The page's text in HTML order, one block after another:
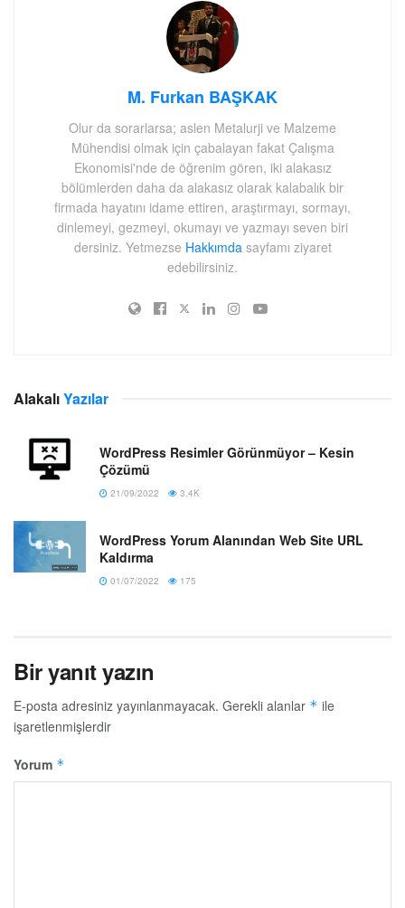
M. Furkan BAŞKAK
Olur da sorarlarsa; aslen Metalurji ve Malzeme
Mühendisi olmak için çabalayan fakat Çalışma
Ekonomisi'nde de öğrenim gören, iki alakasız
bölümlerden daha da alakasız olarak kalabalık bir
firmada hayatını idame ettiren, araştırmayı, sormayı,
dinlemeyi, gezmeyi, okumayı ve yazmayı seven biri
dersiniz. Yetmezse Hakkımda sayfamı ziyaret
edebilirsiniz.
AlakalıYazılar
WordPress Resimler Görünmüyor – Kesin
Çözümü
21/09/2022 3.4K
WordPress Yorum Alanından Web Site URL
Kaldırma
01/07/2022 175
Bir yanıt yazın
E-posta adresiniz yayınlanmayacak. Gerekli alanlar * ile
işaretlenmişlerdir
Yorum *